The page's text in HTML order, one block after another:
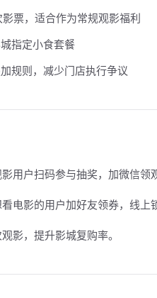
票，适合作为常规观影福利
指定小食套餐
规则，减少门店执行争议
用户扫码参与抽奖，加微信领
电影的用户加好友领券，线上
影，提升影城复购率。